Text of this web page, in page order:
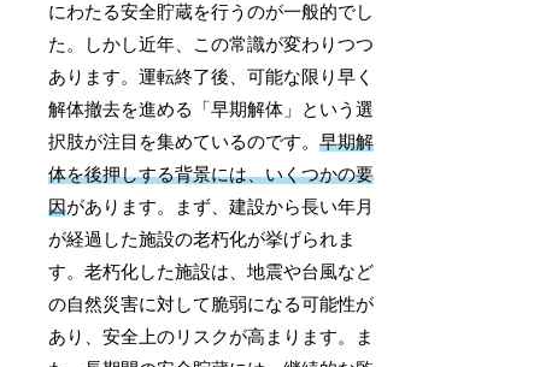
にわたる安全貯蔵を行うのが一般的でし
た。しかし近年、この常識が変わりつつ
あります。運転終了後、可能な限り早く
解体撤去を進める「早期解体」という選
択肢が注目を集めているのです。早期解
体を後押しする背景には、いくつかの要
因があります。まず、建設から長い年月
が経過した施設の老朽化が挙げられま
す。老朽化した施設は、地震や台風など
の自然災害に対して脆弱になる可能性が
あり、安全上のリスクが高まります。ま